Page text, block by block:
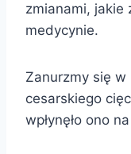
zmianami, jakie
medycynie.
Zanurzmy się
cesarskiego
wpłynęło ono